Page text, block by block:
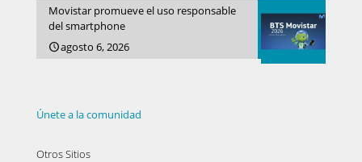
Movistar promueve el uso responsable
del smartphone
agosto 6, 2026
Únete a la comunidad
Otros Sitios